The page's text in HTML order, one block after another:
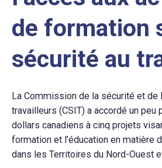
de formation
sécurité au
La Commission de la sécurité et de
travailleurs (CSIT) a accordé un
dollars canadiens à cinq projets
formation et l’éducation en matière
dans les Territoires du Nord-Ouest